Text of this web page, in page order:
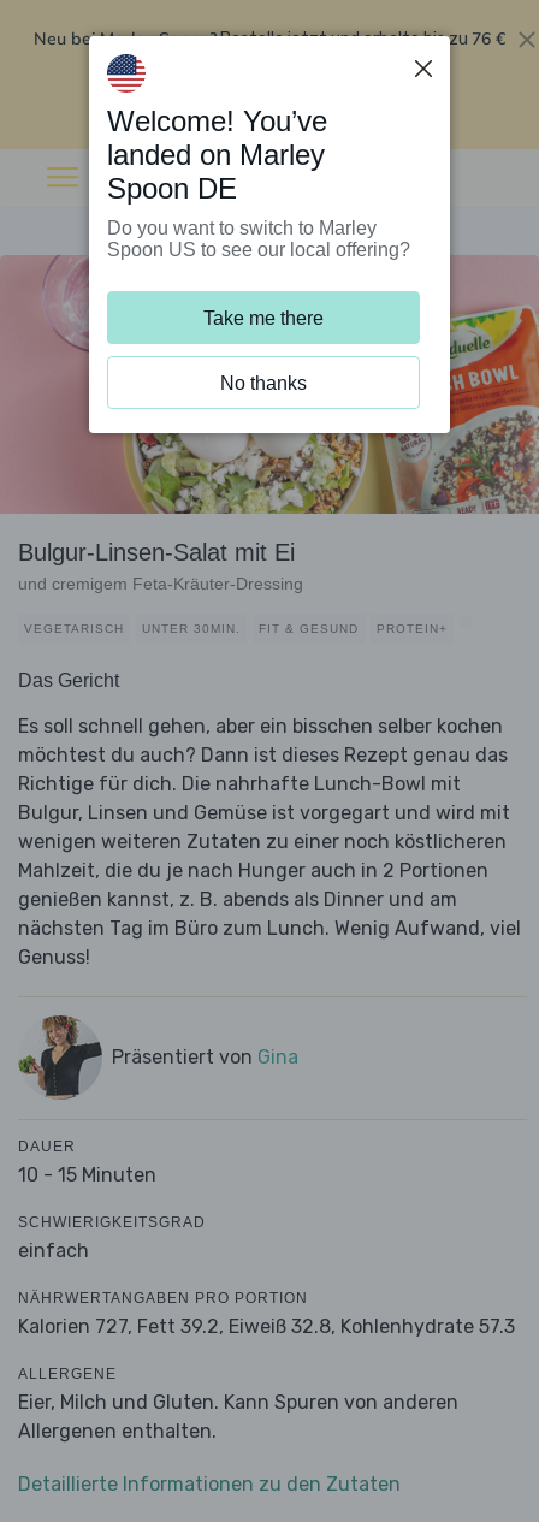
Neu bei Marley Spoon?Bestelle jetzt und erhalte bis zu 76 €
Rabatt auf deine ersten fünf Boxen
Bulgur-Linsen-Salat mit Ei
und cremigem Feta-Kräuter-Dressing
VEGETARISCH UNTER 30MIN. FIT & GESUND PROTEIN+
Das Gericht
Es soll schnell gehen, aber ein bisschen selber kochen
möchtest du auch? Dann ist dieses Rezept genau das
Richtige für dich. Die nahrhafte Lunch-Bowl mit
Bulgur, Linsen und Gemüse ist vorgegart und wird mit
wenigen weiteren Zutaten zu einer noch köstlicheren
Mahlzeit, die du je nach Hunger auch in 2 Portionen
genießen kannst, z. B. abends als Dinner und am
nächsten Tag im Büro zum Lunch. Wenig Aufwand, viel
Genuss!
Präsentiert von Gina
DAUER
10 - 15 Minuten
SCHWIERIGKEITSGRAD
einfach
NÄHRWERTANGABEN PRO PORTION
Kalorien 727, Fett 39.2, Eiweiß 32.8, Kohlenhydrate 57.3
ALLERGENE
Eier, Milch und Gluten. Kann Spuren von anderen
Allergenen enthalten.
Detaillierte Informationen zu den Zutaten
Welcome! You’ve
landed on Marley
Spoon DE
Do you want to switch to Marley
Spoon US to see our local offering?
Take me there
No thanks